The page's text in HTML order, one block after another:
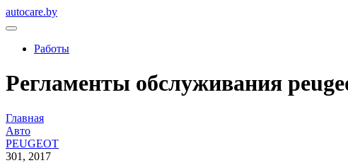
autocare.by
Работы
Регламенты обслуживания
Главная
Авто
PEUGEOT
301, 2017